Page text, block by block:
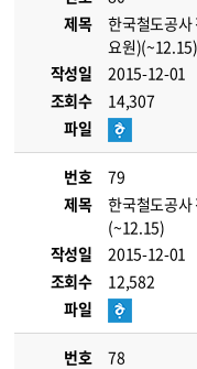
제목
한국철도공사
요원)(~12.15)
작성일
2015-12-01
조회수
14,307
파일
번호
79
제목
한국철도공사
(~12.15)
작성일
2015-12-01
조회수
12,582
파일
번호
78